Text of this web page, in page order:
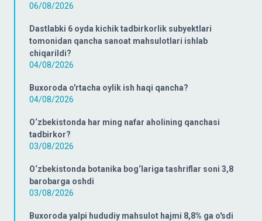
06/08/2026
Dastlabki 6 oyda kichik tadbirkorlik subyektlari
tomonidan qancha sanoat mahsulotlari ishlab
chiqarildi?
04/08/2026
Buxoroda o'rtacha oylik ish haqi qancha?
04/08/2026
O‘zbekistonda har ming nafar aholining qanchasi
tadbirkor?
03/08/2026
O‘zbekistonda botanika bog‘lariga tashriflar soni 3,8
barobarga oshdi
03/08/2026
Buxoroda yalpi hududiy mahsulot hajmi 8,8% ga o'sdi